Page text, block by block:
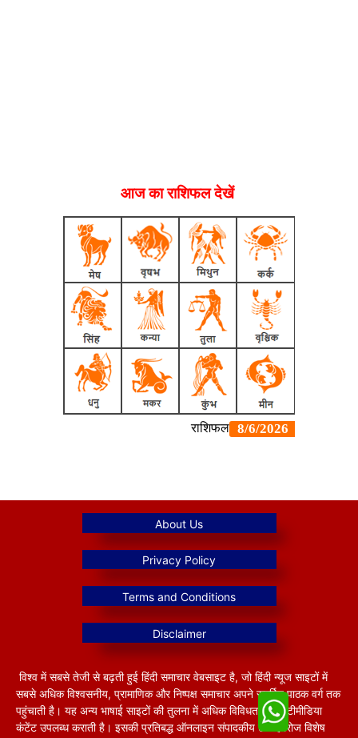
आज का राशिफल देखें
विश्व में सबसे तेजी से बढ़ती हुई हिंदी समाचार वेबसाइट है, जो हिंदी न्यूज साइटों में
सबसे अधिक विश्वसनीय, प्रामाणिक और निष्पक्ष समाचार अपने समर्पित पाठक वर्ग तक
पहुंचाती है। यह अन्य भाषाई साइटों की तुलना में अधिक विविधतापूर्ण मल्टीमीडिया
कंटेंट उपलब्ध कराती है। इसकी प्रतिबद्ध ऑनलाइन संपादकीय टीम हररोज विशेष